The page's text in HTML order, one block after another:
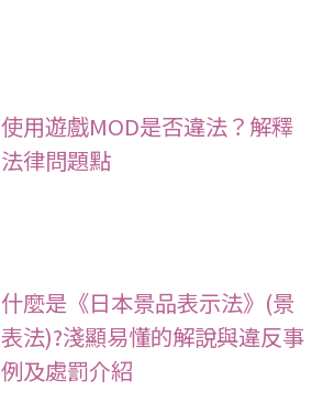
使用遊戲MOD是否違法？解釋
法律問題點
什麼是《日本景品表示法》(景
表法)?淺顯易懂的解說與違反事
例及處罰介紹